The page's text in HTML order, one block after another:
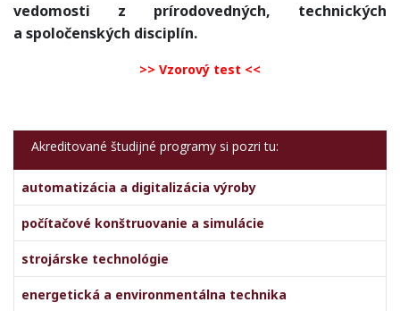
vedomosti z prírodovedných, technických
a spoločenských disciplín.
>> Vzorový test <<
Akreditované študijné programy si pozri tu:
automatizácia a digitalizácia výroby
počítačové konštruovanie a simulácie
strojárske technológie
energetická a environmentálna technika